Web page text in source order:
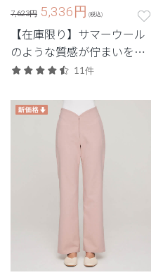
7,623円 5,336円 (税込)
【在庫限り】サマーウール
のような質感が佇まいをス
マートに引き立てるTRO(ト
11件